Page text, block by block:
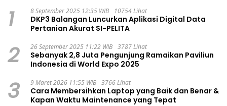
1 8 September 2025 12:35 WIB 10754 Lihat
DKP3 Balangan Luncurkan Aplikasi Digital Data
Pertanian Akurat SI-PELITA
2 26 September 2025 11:22 WIB 3787 Lihat
Sebanyak 2,8 Juta Pengunjung Ramaikan Paviliun
Indonesia di World Expo 2025
3 9 Maret 2026 11:55 WIB 3766 Lihat
Cara Membersihkan Laptop yang Baik dan Benar &
Kapan Waktu Maintenance yang Tepat